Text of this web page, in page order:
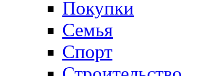
Покупки
Семья
Спорт